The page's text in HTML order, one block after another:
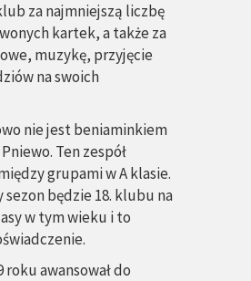
za najmniejszą liczbę
kartek, a także za
muzykę, przyjęcie
na swoich
nie jest beniaminkiem
Ten zespół
grupami w A klasie.
sezon będzie 18. klubu na
w tym wieku i to
roku awansował do